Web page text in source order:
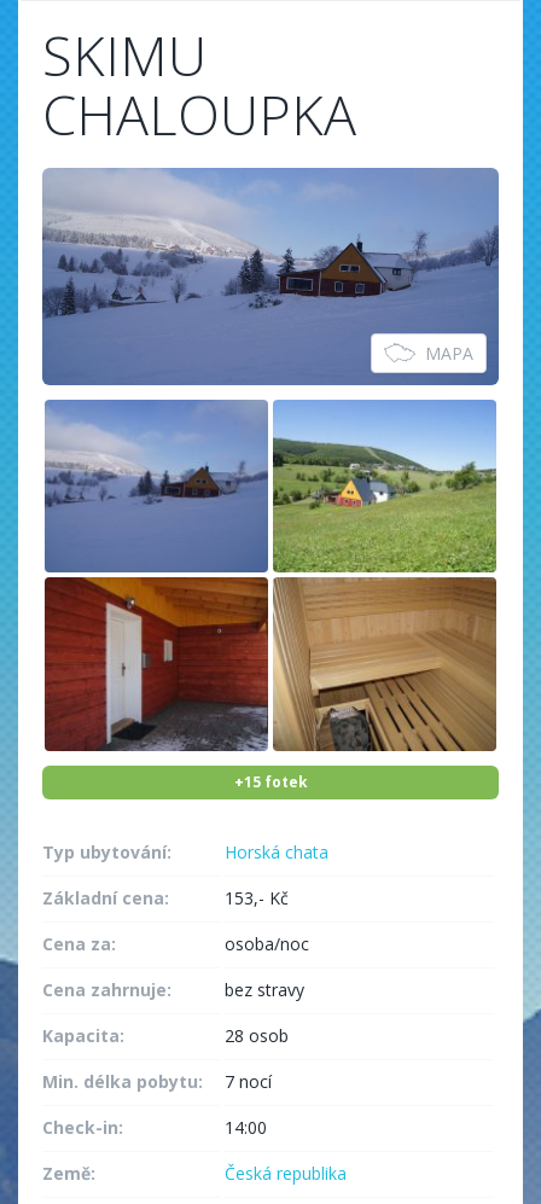
SKIMU
CHALOUPKA
MAPA
+15 fotek
Typ ubytování:
Horská chata
Základní cena:
153,- Kč
Cena za:
osoba/noc
Cena zahrnuje:
bez stravy
Kapacita:
28 osob
Min. délka pobytu:
7 nocí
Check-in:
14:00
Země:
Česká republika